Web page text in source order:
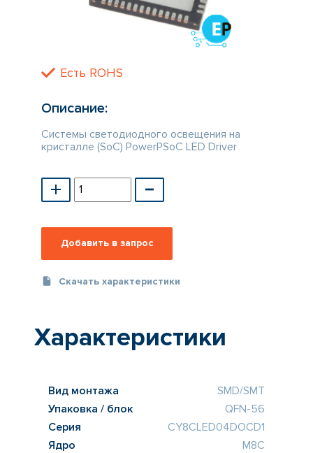
ПРОИЗВОДИТЕЛЕЙ
Есть ROHS
Описание:
Системы светодиодного освещения на
кристалле (SoC) PowerPSoC LED Driver
Скачать характеристики
Характеристики
Вид монтажа
SMD/SMT
Упаковка / блок
QFN-56
Серия
CY8CLED04DOCD1
Ядро
M8C